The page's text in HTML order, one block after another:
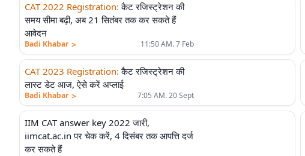
CAT 2022 Registration: कैट रजिस्ट्रेशन की
समय सीमा बढ़ी, अब 21 सितंबर तक कर सकते हैं
आवेदन
Badi Khabar > 11:50 AM. 7 Feb
CAT 2023 Registration: कैट रजिस्ट्रेशन की
लास्ट डेट आज, ऐसे करें अप्लाई
Badi Khabar > 7:05 AM. 20 Sept
IIM CAT answer key 2022 जारी,
iimcat.ac.in पर चेक करें, 4 दिसंबर तक आपत्ति दर्ज
कर सकते हैं